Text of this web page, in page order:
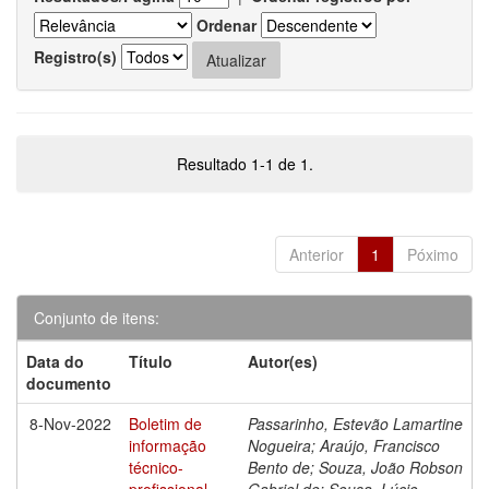
Ordenar
Registro(s)
Resultado 1-1 de 1.
Anterior 1 Póximo
Conjunto de itens:
Data do
documento
Título Autor(es)
8-Nov-2022
Boletim de
informação
técnico-
Passarinho, Estevão Lamartine
Nogueira; Araújo, Francisco
Bento de; Souza, João Robson